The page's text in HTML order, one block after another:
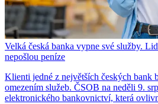
Velká česká banka vypne své služby.
nepošlou peníze
Klienti jedné z největších českých bank
omezením služeb. ČSOB na neděli 9.
elektronického bankovnictví, která